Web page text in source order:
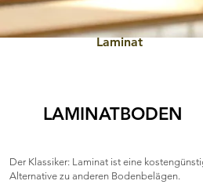
Laminat
LAMINATBODEN
Der Klassiker: Laminat ist eine
Alternative zu anderen Bodenbelägen.